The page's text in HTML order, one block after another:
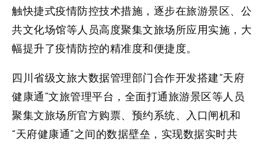
触快捷式疫情防控技术措施，逐步在旅游景区、公
共文化场馆等人员高度聚集文旅场所应用实施，大
幅提升了疫情防控的精准度和便捷度。
四川省级文旅大数据管理部门合作开发搭建“天府
健康通”文旅管理平台，全面打通旅游景区等人员
聚集文旅场所官方购票、预约系统、入口闸机和
“天府健康通”之间的数据壁垒，实现数据实时共